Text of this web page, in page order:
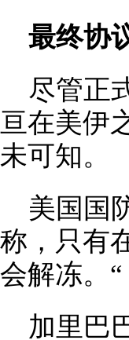
最终协
尽管正
亘在美伊
未可知。
美国国
称，只有
会解冻。
加里巴